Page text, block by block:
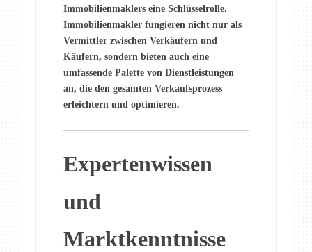
Immobilienmaklers eine Schlüsselrolle.
Immobilienmakler fungieren nicht nur als
Vermittler zwischen Verkäufern und
Käufern, sondern bieten auch eine
umfassende Palette von Dienstleistungen
an, die den gesamten Verkaufsprozess
erleichtern und optimieren.
Expertenwissen
und
Marktkenntnisse